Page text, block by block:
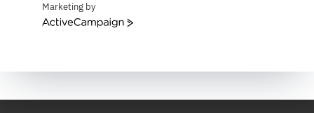
Gefactureerd
Marketing by
ActiveCampaign